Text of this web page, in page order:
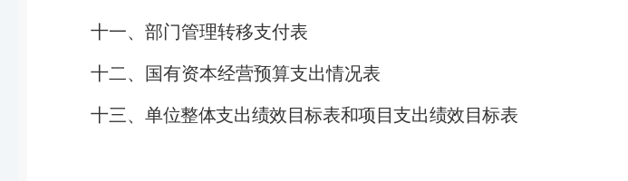
十一、部门管理转移支付表
十二、国有资本经营预算支出情况表
十三、单位整体支出绩效目标表和项目支出绩效目标表